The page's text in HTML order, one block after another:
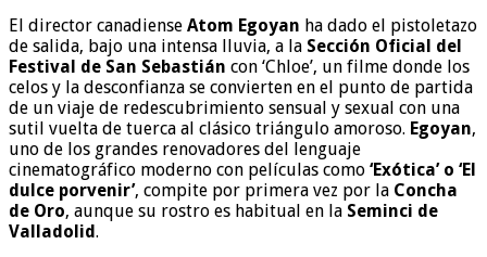
El director canadiense Atom Egoyan ha dado el pistoletazo
de salida, bajo una intensa lluvia, a la Sección Oficial del
Festival de San Sebastián con ‘Chloe’, un filme donde los
celos y la desconfianza se convierten en el punto de partida
de un viaje de redescubrimiento sensual y sexual con una
sutil vuelta de tuerca al clásico triángulo amoroso. Egoyan,
uno de los grandes renovadores del lenguaje
cinematográfico moderno con películas como ‘Exótica’ o ‘El
dulce porvenir’, compite por primera vez por la Concha
de Oro, aunque su rostro es habitual en la Seminci de
Valladolid.